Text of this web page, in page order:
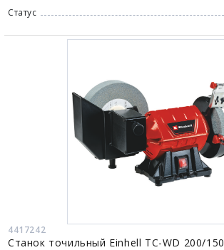
Статус
4417242
Станок точильный Einhell TC-WD 200/150